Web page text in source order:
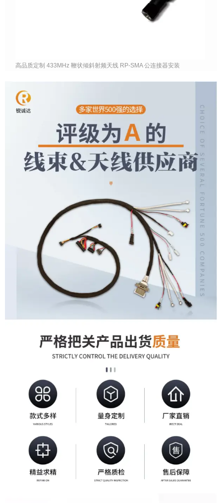
高品质定制 433MHz 鞭状倾斜射频天线 RP-SMA 公连接器安装